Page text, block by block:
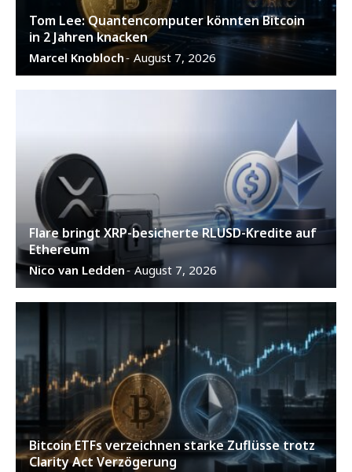
Tom Lee: Quantencomputer könnten Bitcoin
in 2 Jahren knacken
Marcel Knobloch- August 7, 2026
Flare bringt XRP-besicherte RLUSD-Kredite auf
Ethereum
Nico van Ledden- August 7, 2026
Bitcoin ETFs verzeichnen starke Zuflüsse trotz
Clarity Act Verzögerung